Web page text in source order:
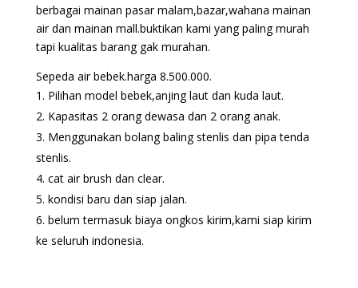
berbagai mainan pasar malam,bazar,wahana mainan
air dan mainan mall.buktikan kami yang paling murah
tapi kualitas barang gak murahan.
Sepeda air bebek.harga 8.500.000.
Pilihan model bebek,anjing laut dan kuda laut.
Kapasitas 2 orang dewasa dan 2 orang anak.
Menggunakan bolang baling stenlis dan pipa tenda
stenlis.
cat air brush dan clear.
kondisi baru dan siap jalan.
belum termasuk biaya ongkos kirim,kami siap kirim
ke seluruh indonesia.